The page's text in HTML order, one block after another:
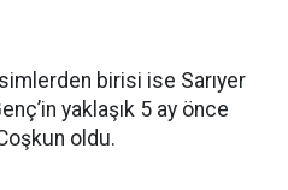
birisi ise Sarıyer
yaklaşık 5 ay önce
oldu.